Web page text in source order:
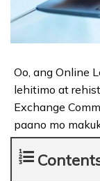
Oo, ang Online
lehitimo at
Exchange
paano mo